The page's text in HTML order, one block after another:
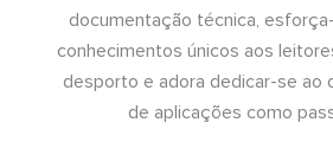
documentação técnica,
conhecimentos únicos aos
desporto e adora dedicar-se ao
de aplicações como